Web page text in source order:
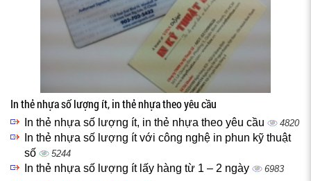
In thẻ nhựa số lượng ít, in thẻ nhựa theo yêu cầu
In thẻ nhựa số lượng ít, in thẻ nhựa theo yêu cầu 4820
In thẻ nhựa số lượng ít với công nghệ in phun kỹ thuật
số
5244
In thẻ nhựa số lượng ít lấy hàng từ 1 – 2 ngày 6983